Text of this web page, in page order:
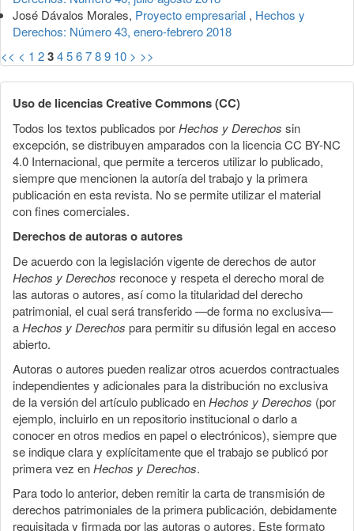
José Dávalos Morales, Proyecto empresarial , Hechos y
Derechos: Número 43, enero-febrero 2018
<< < 1 23456789 10 > >>
Uso de licencias Creative Commons (CC)
Todos los textos publicados porHechos y Derechos sin
excepción, se distribuyen amparados con la licencia CC BY-NC
4.0 Internacional, que permite a terceros utilizar lo publicado,
siempre que mencionen la autoría del trabajo y la primera
publicación en esta revista. No se permite utilizar el material
con fines comerciales.
Derechos de autoras o autores
De acuerdo con la legislación vigente de derechos de autor
Hechos y Derechos reconoce y respeta el derecho moral de
las autoras o autores, así como la titularidad del derecho
patrimonial, el cual será transferido —de forma no exclusiva—
aHechos y Derechos para permitir su difusión legal en acceso
abierto.
Autoras o autores pueden realizar otros acuerdos contractuales
independientes y adicionales para la distribución no exclusiva
de la versión del artículo publicado enHechos y Derechos (por
ejemplo, incluirlo en un repositorio institucional o darlo a
conocer en otros medios en papel o electrónicos), siempre que
se indique clara y explícitamente que el trabajo se publicó por
primera vez enHechos y Derechos.
Para todo lo anterior, deben remitir la carta de transmisión de
derechos patrimoniales de la primera publicación, debidamente
requisitada y firmada por las autoras o autores. Este formato